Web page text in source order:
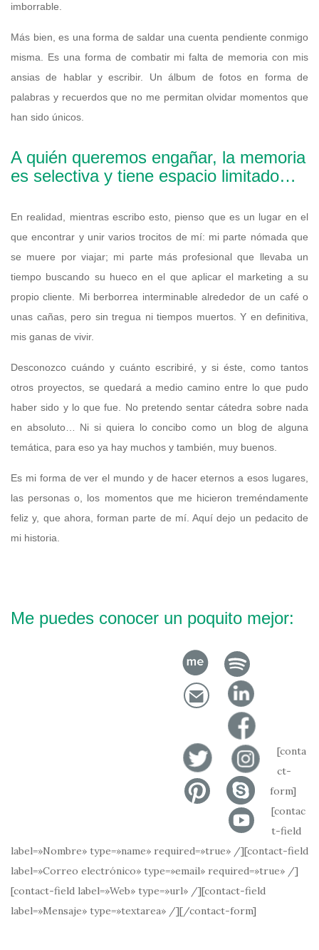
imborrable.
Más bien, es una forma de saldar una cuenta pendiente conmigo
misma. Es una forma de combatir mi falta de memoria con mis
ansias de hablar y escribir. Un álbum de fotos en forma de
palabras y recuerdos que no me permitan olvidar momentos que
han sido únicos.
A quién queremos engañar, la memoria
es selectiva y tiene espacio limitado…
En realidad, mientras escribo esto, pienso que es un lugar en el
que encontrar y unir varios trocitos de mí: mi parte nómada que
se muere por viajar; mi parte más profesional que llevaba un
tiempo buscando su hueco en el que aplicar el marketing a su
propio cliente. Mi berborrea interminable alrededor de un café o
unas cañas, pero sin tregua ni tiempos muertos. Y en definitiva,
mis ganas de vivir.
Desconozco cuándo y cuánto escribiré, y si éste, como tantos
otros proyectos, se quedará a medio camino entre lo que pudo
haber sido y lo que fue. No pretendo sentar cátedra sobre nada
en absoluto… Ni si quiera lo concibo como un blog de alguna
temática, para eso ya hay muchos y también, muy buenos.
Es mi forma de ver el mundo y de hacer eternos a esos lugares,
las personas o, los momentos que me hicieron treméndamente
feliz y, que ahora, forman parte de mí. Aquí dejo un pedacito de
mi historia.
Me puedes conocer un poquito mejor:
[conta
ct-
form]
[contac
t-field
label=»Nombre» type=»name» required=»true» /][contact-field
label=»Correo electrónico» type=»email» required=»true» /]
[contact-field label=»Web» type=»url» /][contact-field
label=»Mensaje» type=»textarea» /][/contact-form]